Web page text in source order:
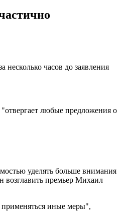
часов до заявления
любые предложения о
уделять больше внимания
возглавить премьер Михаил
применяться иные меры",